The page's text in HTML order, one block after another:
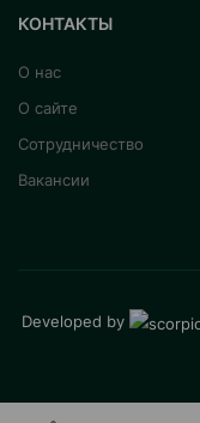
КОНТАКТЫ
О нас
О сайте
Сотрудничество
Вакансии
Developed by